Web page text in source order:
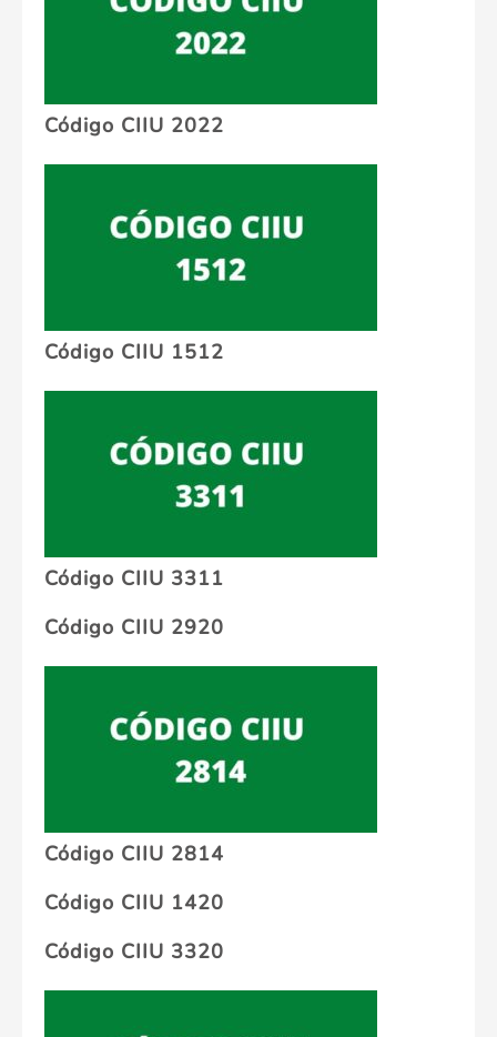
Código CIIU 2022
Código CIIU 1512
Código CIIU 3311
Código CIIU 2920
Código CIIU 2814
Código CIIU 1420
Código CIIU 3320